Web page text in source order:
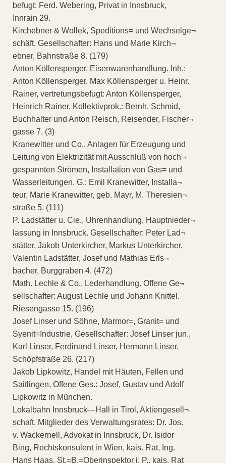
befugt: Ferd. Webering, Privat in Innsbruck,
Innrain 29.
Kirchebner & Wollek, Speditions= und Wechselge¬
schäft. Gesellschafter: Hans und Marie Kirch¬
ebner, Bahnstraße 8. (179)
Anton Köllensperger, Eisenwarenhandlung. Inh.:
Anton Köllensperger, Max Köllensperger u. Heinr.
Rainer, vertretungsbefugt: Anton Köllensperger,
Heinrich Rainer, Kollektivprok.: Bernh. Schmid,
Buchhalter und Anton Reisch, Reisender, Fischer¬
gasse 7. (3)
Kranewitter und Co., Anlagen für Erzeugung und
Leitung von Elektrizität mit Ausschluß von hoch¬
gespannten Strömen, Installation von Gas= und
Wasserleitungen. G.: Emil Kranewitter, Installa¬
teur, Marie Kranewitter, geb. Mayr, M. Theresien¬
straße 5. (111)
P. Ladstätter u. Cie., Uhrenhandlung, Hauptnieder¬
lassung in Innsbruck. Gesellschafter: Peter Lad¬
stätter, Jakob Unterkircher, Markus Unterkircher,
Valentin Ladstätter, Josef und Mathias Erls¬
bacher, Burggraben 4. (472)
Math. Lechle & Co., Lederhandlung. Offene Ge¬
sellschafter: August Lechle und Johann Knittel.
Riesengasse 15. (196)
Josef Linser und Söhne, Marmor=, Granit= und
Syenit=Industrie, Gesellschafter: Josef Linser jun.,
Karl Linser, Ferdinand Linser, Hermann Linser.
Schöpfstraße 26. (217)
Jakob Lipkowitz, Handel mit Häuten, Fellen und
Saitlingen, Offene Ges.: Josef, Gustav und Adolf
Lipkowitz in München.
Lokalbahn Innsbruck—Hall in Tirol, Aktiengesell¬
schaft. Mitglieder des Verwaltungsrates: Dr. Jos.
v. Wackernell, Advokat in Innsbruck, Dr. Isidor
Bing, Rechtskonsulent in Wien, kais. Rat, Ing.
Hans Haas, St.=B.=Oberinspektor i. P., kais. Rat